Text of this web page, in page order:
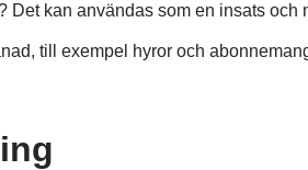
Det kan användas som en insats
till exempel hyror och